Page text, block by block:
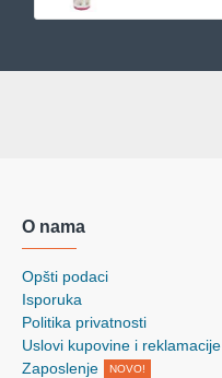
O nama
Opšti podaci
Isporuka
Politika privatnosti
Uslovi kupovine i reklamacije
Zaposlenje
NOVO!